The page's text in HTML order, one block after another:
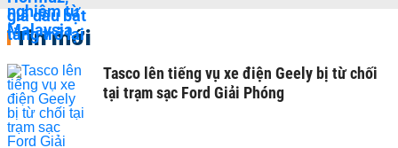
Tin mới
Tasco lên tiếng vụ xe điện Geely bị từ chối
tại trạm sạc Ford Giải Phóng